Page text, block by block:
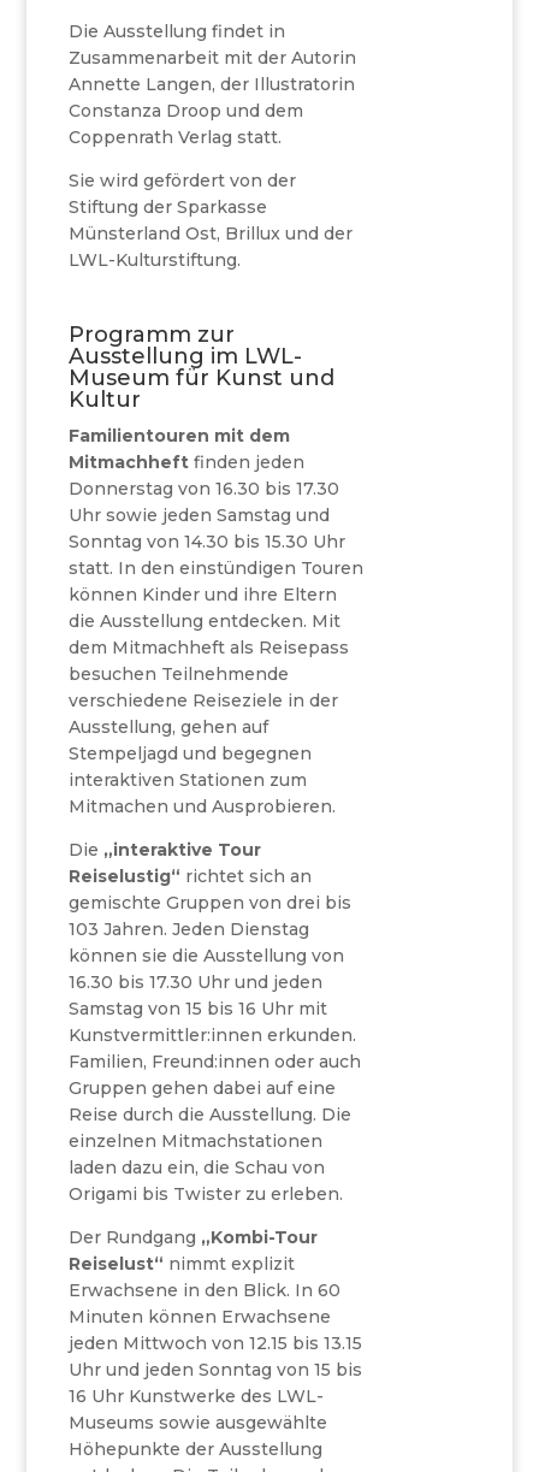
Die Ausstellung findet in
Zusammenarbeit mit der Autorin
Annette Langen, der Illustratorin
Constanza Droop und dem
Coppenrath Verlag statt.
Sie wird gefördert von der
Stiftung der Sparkasse
Münsterland Ost, Brillux und der
LWL-Kulturstiftung.
Programm zur
Ausstellung im LWL-
Museum für Kunst und
Kultur
Familientouren mit dem
Mitmachheft finden jeden
Donnerstag von 16.30 bis 17.30
Uhr sowie jeden Samstag und
Sonntag von 14.30 bis 15.30 Uhr
statt. In den einstündigen Touren
können Kinder und ihre Eltern
die Ausstellung entdecken. Mit
dem Mitmachheft als Reisepass
besuchen Teilnehmende
verschiedene Reiseziele in der
Ausstellung, gehen auf
Stempeljagd und begegnen
interaktiven Stationen zum
Mitmachen und Ausprobieren.
Die „interaktive Tour
Reiselustig“ richtet sich an
gemischte Gruppen von drei bis
103 Jahren. Jeden Dienstag
können sie die Ausstellung von
16.30 bis 17.30 Uhr und jeden
Samstag von 15 bis 16 Uhr mit
Kunstvermittler:innen erkunden.
Familien, Freund:innen oder auch
Gruppen gehen dabei auf eine
Reise durch die Ausstellung. Die
einzelnen Mitmachstationen
laden dazu ein, die Schau von
Origami bis Twister zu erleben.
Der Rundgang „Kombi-Tour
Reiselust“ nimmt explizit
Erwachsene in den Blick. In 60
Minuten können Erwachsene
jeden Mittwoch von 12.15 bis 13.15
Uhr und jeden Sonntag von 15 bis
16 Uhr Kunstwerke des LWL-
Museums sowie ausgewählte
Höhepunkte der Ausstellung